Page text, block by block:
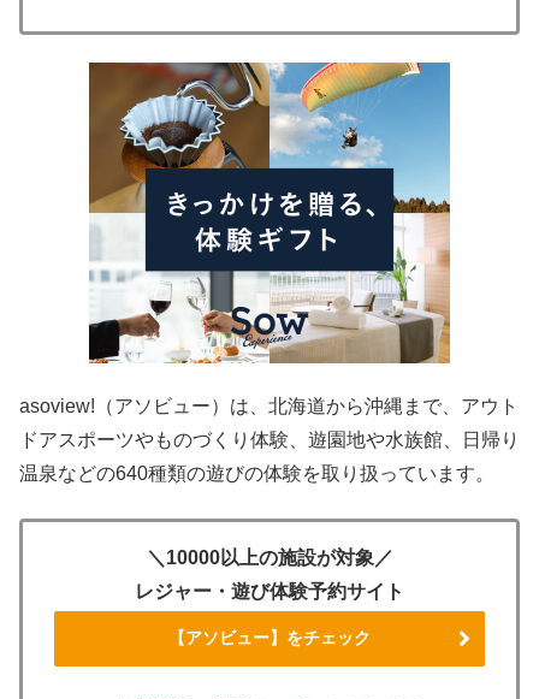
asoview!（アソビュー）は、北海道から沖縄まで、アウト
ドアスポーツやものづくり体験、遊園地や水族館、日帰り
温泉などの640種類の遊びの体験を取り扱っています。
＼10000以上の施設が対象／
レジャー・遊び体験予約サイト
【アソビュー】をチェック